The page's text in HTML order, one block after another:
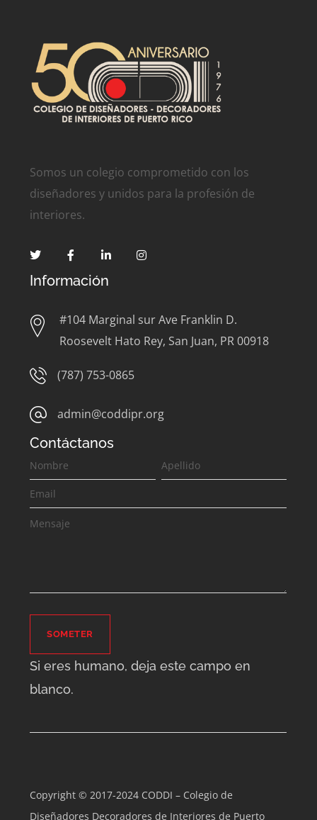
Somos un colegio comprometido con los
diseñadores y unidos para la profesión de
interiores.
Información
#104 Marginal sur Ave Franklin D.
Roosevelt Hato Rey, San Juan, PR 00918
(787) 753-0865
admin@coddipr.org
Contáctanos
Contáctanos
SOMETER
Si eres humano, deja este campo en
blanco.
Copyright © 2017-2024 CODDI – Colegio de
Diseñadores Decoradores de Interiores de Puerto